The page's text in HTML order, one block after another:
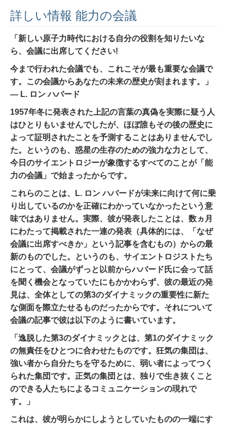
詳しい情報 能力の会議
「新しい原子力時代における自分の役割を知りたいな
ら、会議に出席してください!
今まで行われた会議でも、これこそが最も重要な会議で
す。
この会議からあなたの未来の歴史が刻まれます。」
― L. ロン ハバード
1957年冬に発表された上記の言葉の真偽を実際に疑う人
はひとりもいませんでしたが、ほぼ誰もその後の歴史に
よって証明されたことを予測することはありませんでし
た。というのも、惑星の生存のための強力な力として、
今日のサイエントロジーが象徴するすべてのことが「能
力の会議」で始まったからです。
これらのことは、L. ロン ハバードが未来に向けて何に乗
り出しているのかを正確にわかっていなかったという意
味ではありません。実際、彼が発表したことは、数ヵ月
にわたって掲載された一連の発表（具体的には、「なぜ
会議に出席すべきか」という記事を含むもの）からの最
新のものでした。というのも、サイエントロジストたち
にとって、会議がずっと以前からハバード氏に会って話
を聞く機会となっていたにもかかわらず、彼の最近の発
見は、全体としての第3のダイナミックの重要性に新た
な側面を際立たせるものだったからです。それについて
会議の記事で彼は以下のように書いています。
「逸脱した第3のダイナミックとは、第1のダイナミック
の無責任をひとつに合わせたものです。狂気の集団は、
強い者から自分たちを守るために、弱い者によってつく
られた集団です。正気の集団とは、独りで生き抜くこと
のできる人たちによるコミュニケーションの現れで
す。」
これは、彼が明らかにしようとしていたものの一端にす